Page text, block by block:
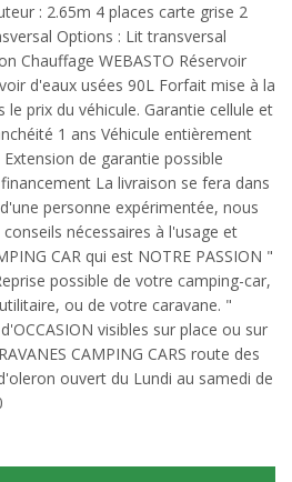
: 2.65m 4 places carte grise 2
Options : Lit transversal
Chauffage WEBASTO Réservoir
d'eaux usées 90L Forfait mise à la
prix du véhicule. Garantie cellule et
1 ans Véhicule entièrement
de garantie possible
financement La livraison se fera dans
personne expérimentée, nous
nécessaires à l'usage et
CAR qui est NOTRE PASSION "
possible de votre camping-car,
ou de votre caravane. "
visibles sur place ou sur
CAMPING CARS route des
ouvert du Lundi au samedi de